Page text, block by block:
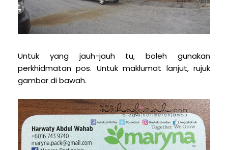
Untuk yang jauh-jauh tu, boleh gunakan
perkhidmatan pos. Untuk maklumat lanjut, rujuk
gambar di bawah.